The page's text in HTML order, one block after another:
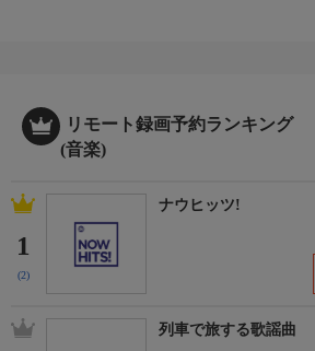
リモート録画予約ランキング
(音楽)
1
(2)
ナウヒッツ!
列車で旅する歌謡曲